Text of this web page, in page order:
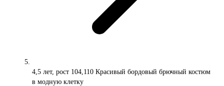
4,5 лет, рост 104,110 Красивый бордовый брючный костюм
в модную клетку